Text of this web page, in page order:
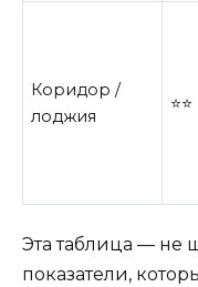
Коридор /
лоджия
⭐⭐
Эта таблица — не
показатели,